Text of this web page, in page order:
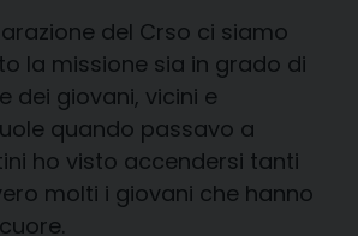
del Crso ci siamo
la missione sia in grado di
dei giovani, vicini e
quando passavo a
ho visto accendersi tanti
molti i giovani che hanno